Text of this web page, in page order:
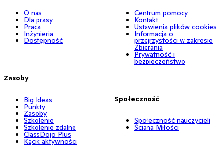
O nas
Dla prasy
Praca
Inżynieria
Dostępność
Zasoby
Big Ideas
Punkty
Zasoby
Szkolenie
Szkolenie zdalne
ClassDojo Plus
Kącik aktywności
Centrum pomocy
Kontakt
Ustawienia plików cookies
Informacja o
przejrzystości w zakresie
Zbierania
Prywatność i
bezpieczeństwo
Społeczność
Społeczność nauczycieli
Ściana Miłości